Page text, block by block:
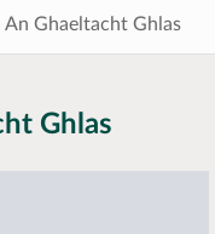
An Ghaeltacht Ghlas
Ghlas